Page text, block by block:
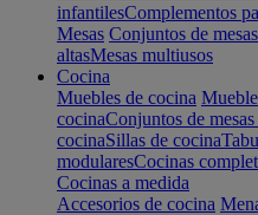
infantilesComplementos
Mesas Conjuntos de
altasMesas multiusos
Cocina
Muebles de cocina
cocinaConjuntos de
cocinaSillas de cocina
modularesCocinas
Cocinas a medida
Accesorios de cocina